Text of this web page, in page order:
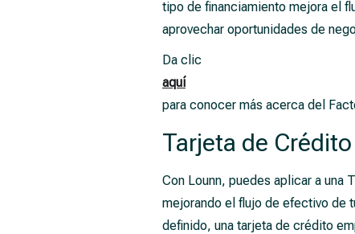
tipo de financiamiento mejora el
aprovechar oportunidades de
Da clic
aquí
para conocer más acerca del
Tarjeta de
Con Lounn, puedes aplicar a una
mejorando el flujo de efectivo de
definido, una tarjeta de crédito